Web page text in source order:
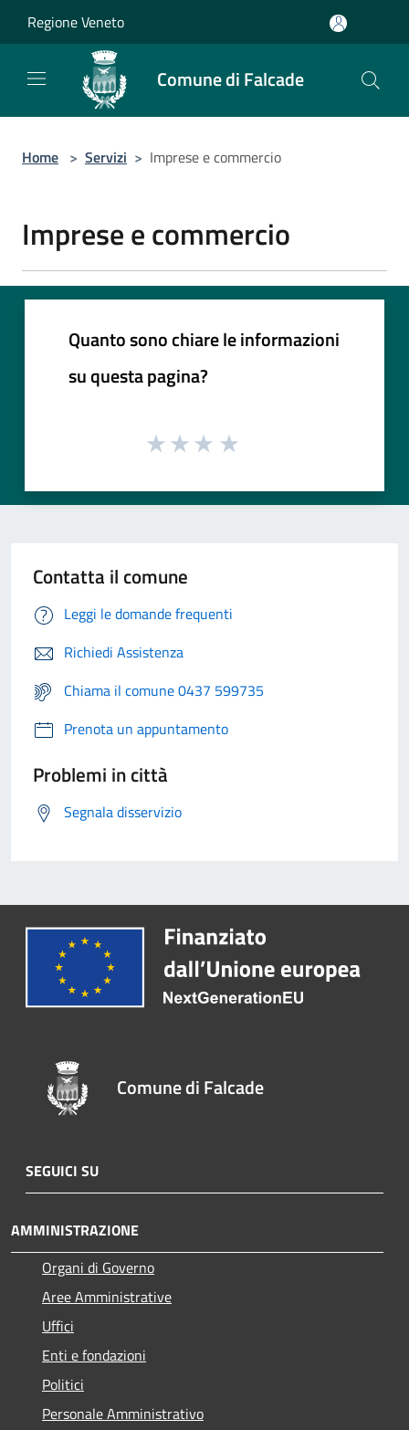
Regione Veneto
Comune di Falcade
Home > Servizi > Imprese e commercio
Imprese e commercio
Quanto sono chiare le informazioni
su questa pagina?
Contatta il comune
Leggi le domande frequenti
Richiedi Assistenza
Chiama il comune 0437 599735
Prenota un appuntamento
Problemi in città
Segnala disservizio
Comune di Falcade
SEGUICI SU
AMMINISTRAZIONE
Organi di Governo
Aree Amministrative
Uffici
Enti e fondazioni
Politici
Personale Amministrativo